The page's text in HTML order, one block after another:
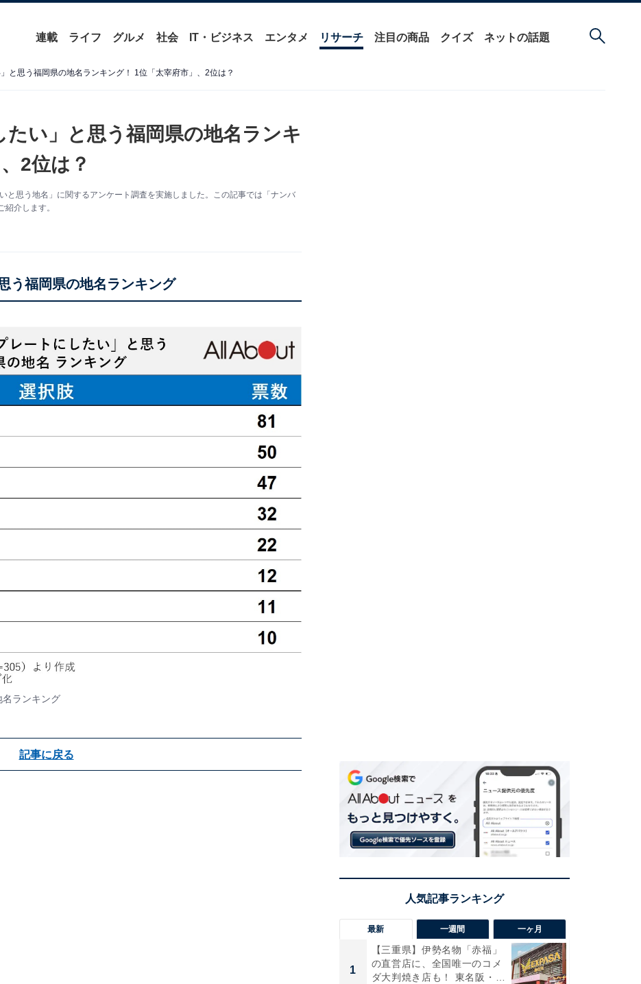
連載 ライフ グルメ 社会 IT・ビジネス エンタメ リサーチ 注目の商品 クイズ ネットの話題
と思う福岡県の地名ランキング！ 1位「太宰府市」、2位は？
たい」と思う福岡県の地名ランキ
2位は？
と思う地名」に関するアンケート調査を実施しました。この記事では「ナンバ
介します。
う福岡県の地名ランキング
名ランキング
記事に戻る
最新 一週間 一ヶ月
1
【三重県】伊勢名物「赤福」
の直営店に、全国唯一のコメ
ダ大判焼き店も！ 東名阪・